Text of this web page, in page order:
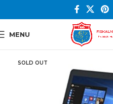
MENU
SOLD OUT